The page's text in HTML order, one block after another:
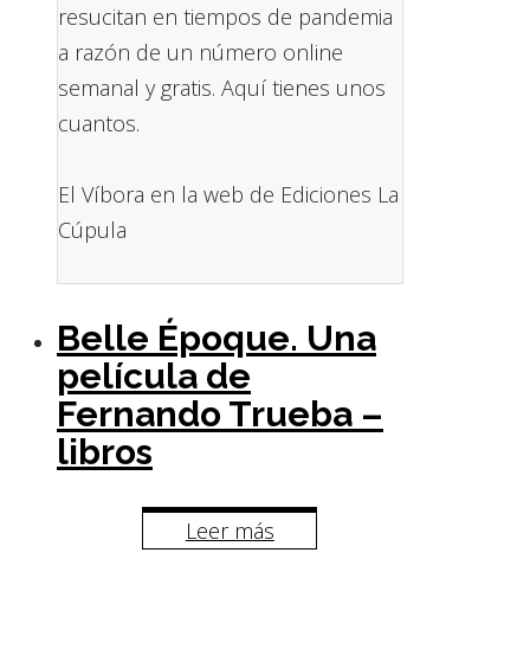
resucitan en tiempos de pandemia
a razón de un número online
semanal y gratis. Aquí tienes unos
cuantos.
El Víbora en la web de Ediciones La
Cúpula
Belle Époque. Una
película de
Fernando Trueba –
libros
Leer más